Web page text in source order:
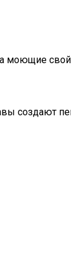
моющие
создают